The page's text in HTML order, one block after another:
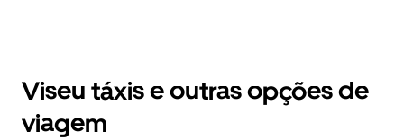
Viseu táxis e outras opções de
viagem